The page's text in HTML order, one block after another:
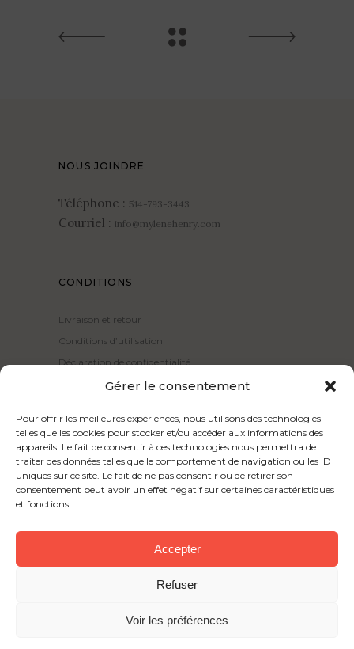
Gérer le consentement
Pour offrir les meilleures expériences, nous utilisons des technologies
telles que les cookies pour stocker et/ou accéder aux informations des
appareils. Le fait de consentir à ces technologies nous permettra de
traiter des données telles que le comportement de navigation ou les ID
uniques sur ce site. Le fait de ne pas consentir ou de retirer son
consentement peut avoir un effet négatif sur certaines caractéristiques
et fonctions.
Accepter
Refuser
Voir les préférences
NOUS JOINDRE
Téléphone : 514-793-3443
Courriel : info@mylenehenry.com
CONDITIONS
Livraison et retour
Conditions d’utilisation
Déclaration de confidentialité
Politique de cookies
ESPACE CLIENT
Mon compte
Mon panier
FAQ